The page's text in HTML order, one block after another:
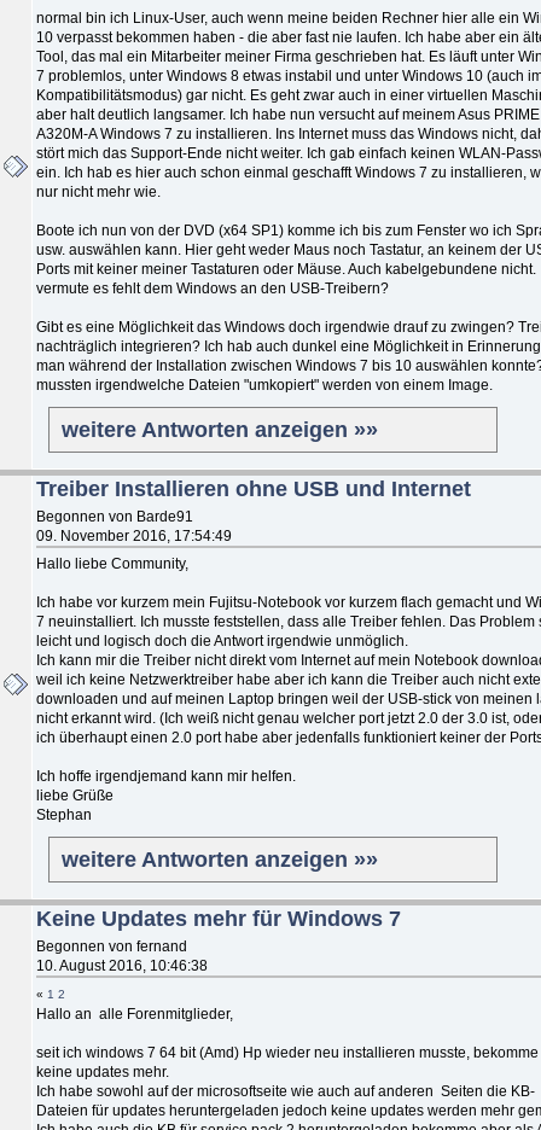
normal bin ich Linux-User, auch wenn meine beiden Rechner hier alle ein
10 verpasst bekommen haben - die aber fast nie laufen. Ich habe aber ein
Tool, das mal ein Mitarbeiter meiner Firma geschrieben hat. Es läuft unter
7 problemlos, unter Windows 8 etwas instabil und unter Windows 10 (auch
Kompatibilitätsmodus) gar nicht. Es geht zwar auch in einer virtuellen
aber halt deutlich langsamer. Ich habe nun versucht auf meinem Asus PRIME
A320M-A Windows 7 zu installieren. Ins Internet muss das Windows nicht,
stört mich das Support-Ende nicht weiter. Ich gab einfach keinen WLAN-
ein. Ich hab es hier auch schon einmal geschafft Windows 7 zu installieren,
nur nicht mehr wie.
Boote ich nun von der DVD (x64 SP1) komme ich bis zum Fenster wo ich
usw. auswählen kann. Hier geht weder Maus noch Tastatur, an keinem der
Ports mit keiner meiner Tastaturen oder Mäuse. Auch kabelgebundene nicht.
vermute es fehlt dem Windows an den USB-Treibern?
Gibt es eine Möglichkeit das Windows doch irgendwie drauf zu zwingen?
nachträglich integrieren? Ich hab auch dunkel eine Möglichkeit in
man während der Installation zwischen Windows 7 bis 10 auswählen
mussten irgendwelche Dateien "umkopiert" werden von einem Image.
weitere Antworten anzeigen »»
Treiber Installieren ohne USB und Internet
Begonnen von Barde91
09. November 2016, 17:54:49
Hallo liebe Community,
Ich habe vor kurzem mein Fujitsu-Notebook vor kurzem flach gemacht und
7 neuinstalliert. Ich musste feststellen, dass alle Treiber fehlen. Das Problem
leicht und logisch doch die Antwort irgendwie unmöglich.
Ich kann mir die Treiber nicht direkt vom Internet auf mein Notebook
weil ich keine Netzwerktreiber habe aber ich kann die Treiber auch nicht
downloaden und auf meinen Laptop bringen weil der USB-stick von meinen
nicht erkannt wird. (Ich weiß nicht genau welcher port jetzt 2.0 der 3.0 ist,
ich überhaupt einen 2.0 port habe aber jedenfalls funktioniert keiner der
Ich hoffe irgendjemand kann mir helfen.
liebe Grüße
Stephan
weitere Antworten anzeigen »»
Keine Updates mehr für Windows 7
Begonnen von fernand
10. August 2016, 10:46:38
« 1 2
Hallo an alle Forenmitglieder,
seit ich windows 7 64 bit (Amd) Hp wieder neu installieren musste,
keine updates mehr.
Ich habe sowohl auf der microsoftseite wie auch auf anderen Seiten die KB-
Dateien für updates heruntergeladen jedoch keine updates werden mehr